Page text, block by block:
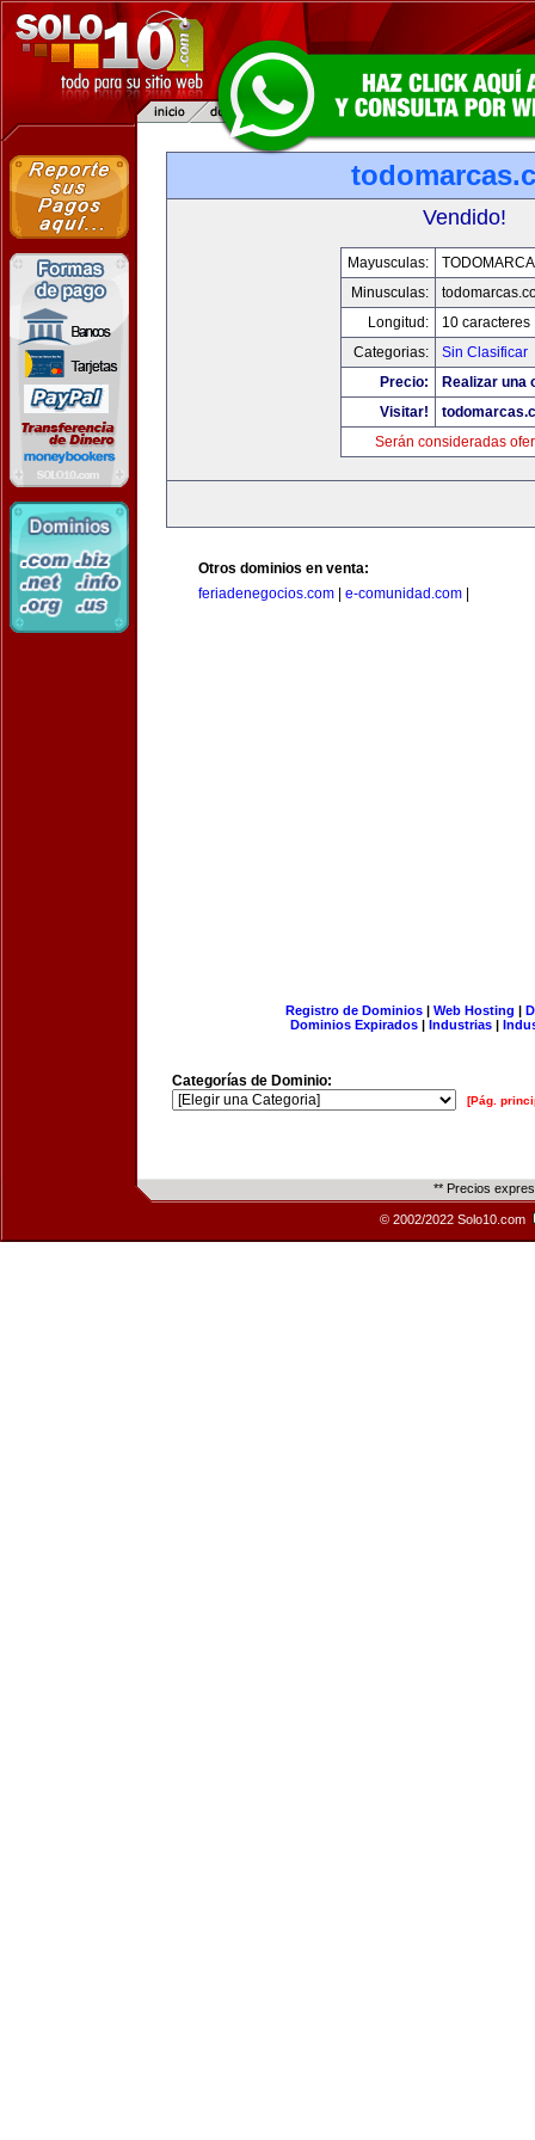
Vendido!
Mayusculas:
Minusculas:
Longitud:
10 caracteres
Categorias:
Sin Clasificar
Precio:
Realizar una
Visitar!
Serán consideradas
Otros dominios en venta:
feriadenegocios.com
e-comunidad.com
Registro de Dominios| Web Hosting |
Dominios Expirados | Industrias |
Categorías de Dominio:
[Pág.
** Precios
© 2002/2022 Solo10.com